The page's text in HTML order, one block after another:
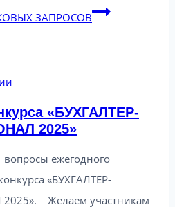
ЗАПРОСОВ
«БУХГАЛТЕР-
2025»
ежегодного
«БУХГАЛТЕР-
Желаем участникам